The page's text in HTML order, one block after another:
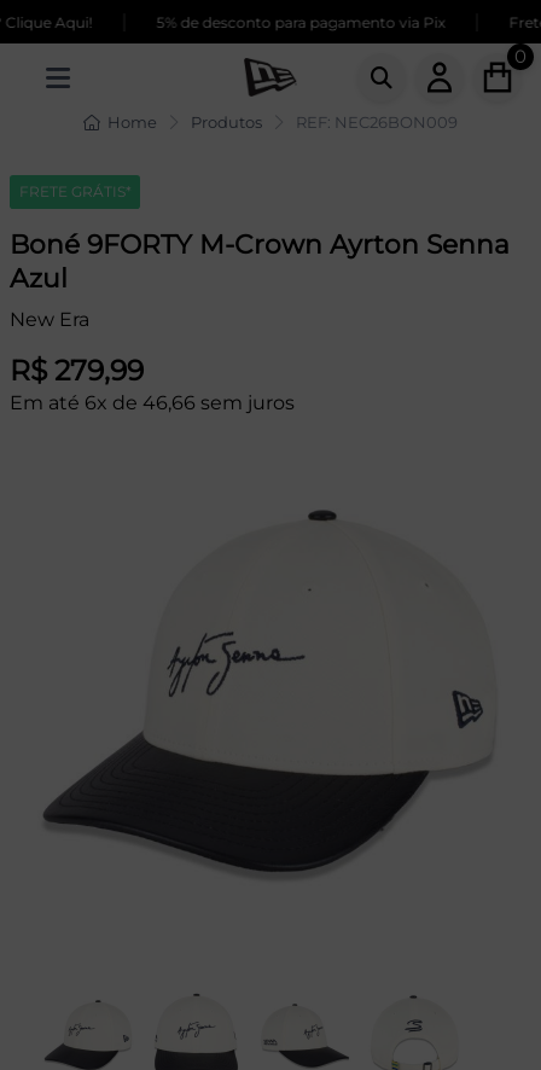
Aqui! 5% de desconto para pagamento via Pix
0
Home Produtos REF: NEC26BON009
FRETE GRÁTIS*
Boné 9FORTY M-Crown Ayrton Senna
Azul
New Era
R$ 279,99
Em até 6x de 46,66 sem juros